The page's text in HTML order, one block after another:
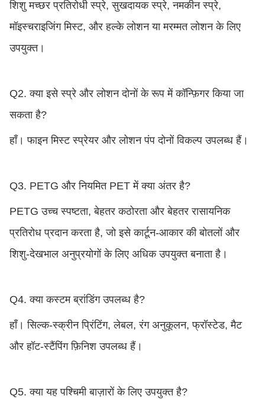
शिशु मच्छर प्रतिरोधी स्प्रे, सुखदायक स्प्रे, नमकीन स्प्रे,
मॉइस्चराइजिंग मिस्ट, और हल्के लोशन या मरम्मत लोशन के लिए
उपयुक्त।
Q2. क्या इसे स्प्रे और लोशन दोनों के रूप में कॉन्फ़िगर किया जा
सकता है?
हाँ। फाइन मिस्ट स्प्रेयर और लोशन पंप दोनों विकल्प उपलब्ध हैं।
Q3. PETG और नियमित PET में क्या अंतर है?
PETG उच्च स्पष्टता, बेहतर कठोरता और बेहतर रासायनिक
प्रतिरोध प्रदान करता है, जो इसे कार्टून-आकार की बोतलों और
शिशु-देखभाल अनुप्रयोगों के लिए अधिक उपयुक्त बनाता है।
Q4. क्या कस्टम ब्रांडिंग उपलब्ध है?
हाँ। सिल्क-स्क्रीन प्रिंटिंग, लेबल, रंग अनुकूलन, फ्रॉस्टेड, मैट
और हॉट-स्टैंपिंग फ़िनिश उपलब्ध हैं।
Q5. क्या यह पश्चिमी बाज़ारों के लिए उपयुक्त है?